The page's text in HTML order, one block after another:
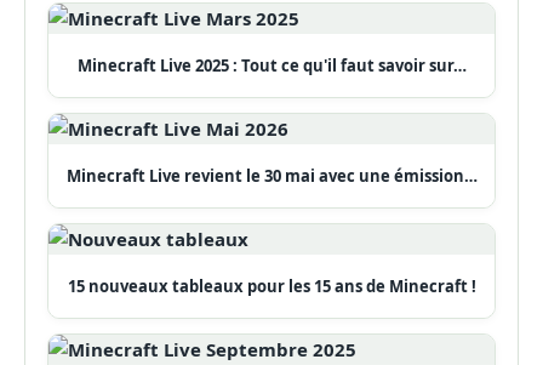
Minecraft Live 2025 : Tout ce qu'il faut savoir sur…
Minecraft Live revient le 30 mai avec une émission…
15 nouveaux tableaux pour les 15 ans de Minecraft !